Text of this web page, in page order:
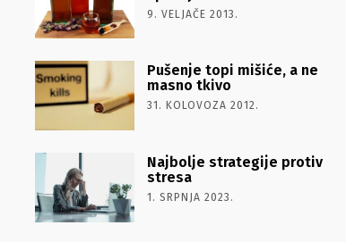
9. VELJAČE 2013.
Pušenje topi mišiće, a ne
masno tkivo
31. KOLOVOZA 2012.
Najbolje strategije protiv
stresa
1. SRPNJA 2023.